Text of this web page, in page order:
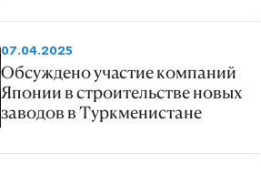
07.04.2025
Обсуждено участие компаний
Японии в строительстве новых
заводов в Туркменистане